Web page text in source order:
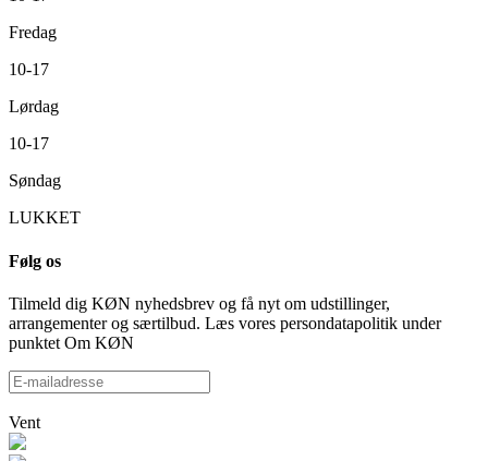
Fredag
10-17
Lørdag
10-17
Søndag
LUKKET
Følg os
Tilmeld dig KØN nyhedsbrev og få nyt om udstillinger,
arrangementer og særtilbud. Læs vores persondatapolitik under
punktet Om KØN
Vent